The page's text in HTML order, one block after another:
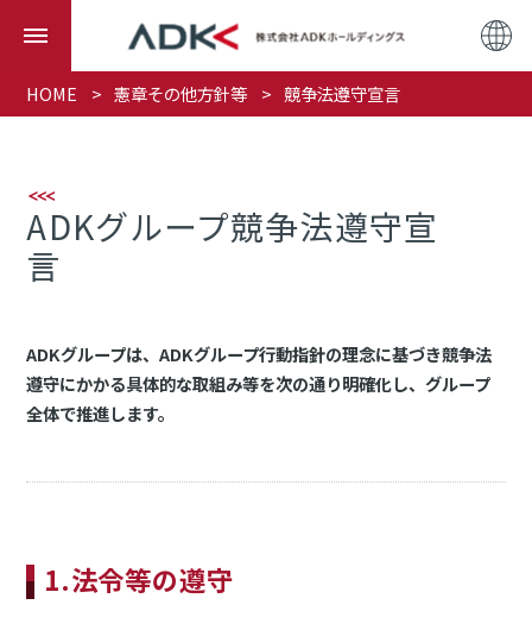
HOME 憲章その他方針等 競争法遵守宣言
ADKグループ競争法遵守宣
言
ADKグループは、ADKグループ行動指針の理念に基づき競争法
遵守にかかる具体的な取組み等を次の通り明確化し、グループ
全体で推進します。
1.法令等の遵守